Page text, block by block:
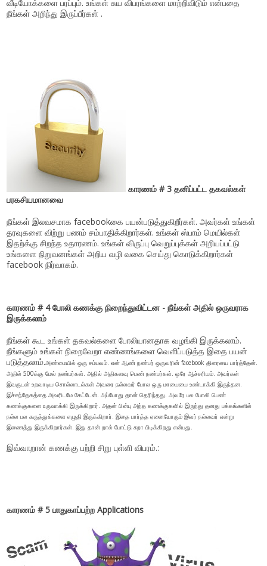
வீடியோக்களை பரப்பும். உங்கள் சுய விபரங்களை மாற்றிவிடும் என்பதை
நீங்கள் அறிந்து இருப்பீர்கள் .
காரணம் # 3 தனிப்பட்ட தகவல்கள்
பரகசியமானவை
நீங்கள் இலவசமாக facebookகை பயன்படுத்துகிறீர்கள். அவர்கள் உங்கள்
தரவுகளை விற்று பணம் சம்பாதிக்கிறார்கள். உங்கள் ஸ்பாம் மெயில்கள்
இதற்க்கு சிறந்த உதாரணம். உங்கள் விருப்பு வெறுப்புக்கள் அறியப்பட்டு
உங்களை நிறுவனங்கள் அறிய வழி வகை செய்து கொடுக்கிறார்கள்
facebook நிர்வாகம்.
காரணம் # 4 போலி கணக்கு நிறைந்துவிட்டன - நீங்கள் அதில் ஒருவராக
இருக்கலாம்
நீங்கள் கூட உங்கள் தகவல்களை போலியானதாக வழங்கி இருக்கலாம்.
நீங்களும் உங்கள் நிறைவேறா எண்ணங்களை வெளிப்படுத்த இதை பயன்
படுத்தலாம்.அண்மையில் ஒரு சம்பவம். என் ஆண் நண்பர் ஒருவரின் facebook திரையை பார்த்தேன்.
அதில் 500க்கு மேல் நண்பர்கள். அதில் அதிகளவு பெண் நண்பர்கள். ஒரே ஆச்சரியம். அவர்கள்
இவருடன் உறவாடிய சொல்லாடல்கள் அவரை நல்லவர் போல ஒரு மாயையை உண்டாக்கி இருந்தன.
இச்சந்தேகத்தை அவரிடமே கேட்டேன். அப்போது தான் தெரிந்தது. அவரே பல போலி பெண்
கணக்குகளை உருவாக்கி இருக்கிறார். அதன் பின்பு அந்த கணக்குகளில் இருந்து தனது பக்கங்களில்
நல்ல பல கருத்துக்களை எழுதி இருக்கிறார். இதை பார்த்த ஏனையோரும் இவர் நல்லவர் என்று
இணைத்து இருக்கிறார்கள். இது தான் றால் போட்டு சுறா பிடிக்கிறது என்பது.
இவ்வாறான் கணக்கு பற்றி சிறு புள்ளி விபரம்.:
காரணம் # 5 பாதுகாப்பற்ற Applications